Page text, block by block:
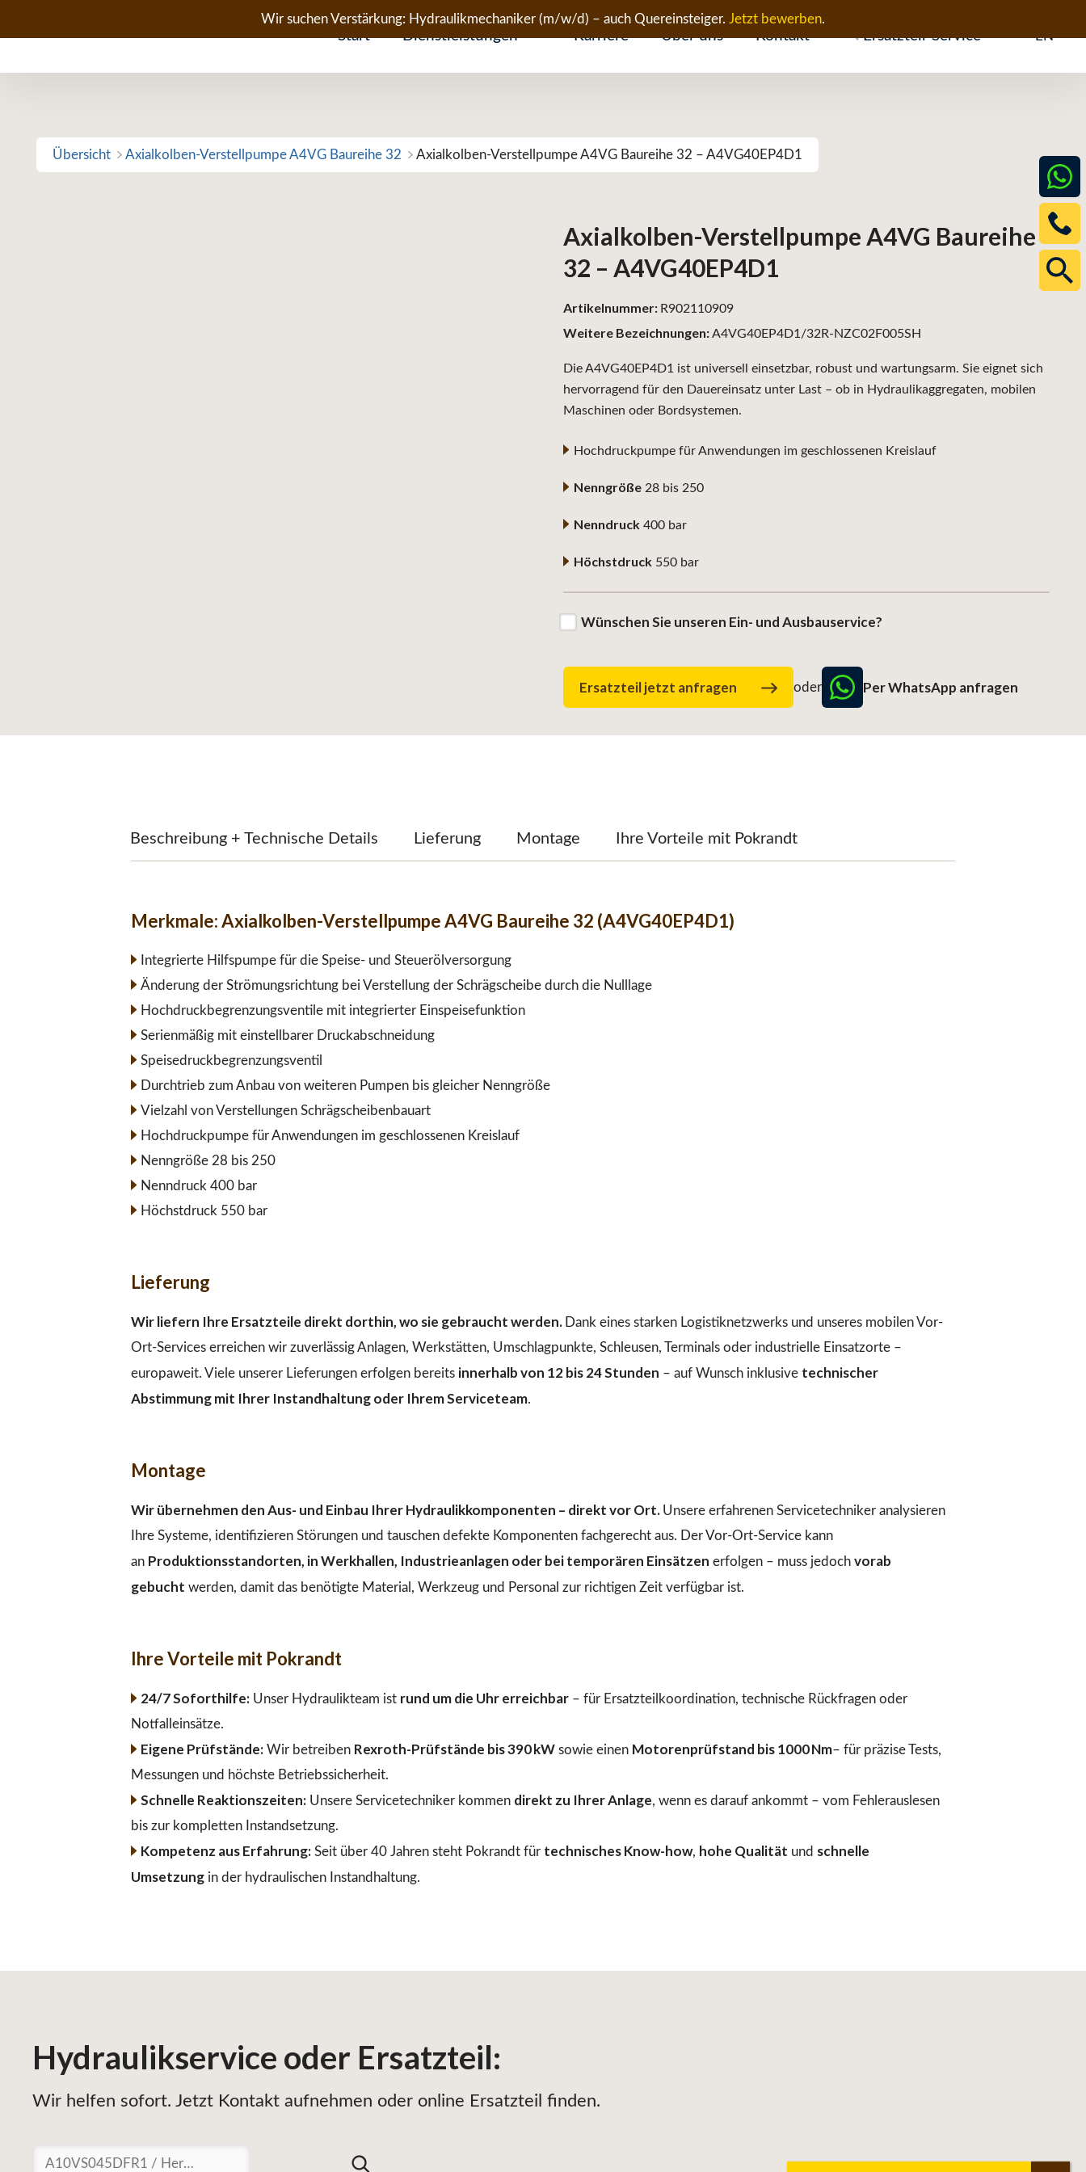
Inhalt
Wir suchen Verstärkung: Hydraulikmechaniker (m/w/d) – auch Quereinsteiger. Jetzt bewerben.
Start Dienstleistungen Karriere Über uns Kontakt Ersatzteil-Service EN
Übersicht Axialkolben-Verstellpumpe A4VG Baureihe 32 Axialkolben-Verstellpumpe A4VG Baureihe 32 – A4VG40EP4D1
Axialkolben-Verstellpumpe A4VG Baureihe
32 – A4VG40EP4D1
Die A4VG40EP4D1 ist universell einsetzbar, robust und wartungsarm. Sie eignet sich
hervorragend für den Dauereinsatz unter Last – ob in Hydraulikaggregaten, mobilen
Maschinen oder Bordsystemen.
Hochdruckpumpe für Anwendungen im geschlossenen Kreislauf
Nenngröße 28 bis 250
Nenndruck 400 bar
Höchstdruck 550 bar
Wünschen Sie unseren Ein- und Ausbauservice?
Ersatzteil jetzt anfragen oder Per WhatsApp anfragen
Weitere Bezeichnungen:A4VG40EP4D1/32R-NZC02F005SH
Artikelnummer: R902110909
Beschreibung + Technische Details Lieferung Montage Ihre Vorteile mit Pokrandt
Merkmale:Axialkolben-Verstellpumpe A4VG Baureihe 32 (A4VG40EP4D1)
Integrierte Hilfspumpe für die Speise- und Steuerölversorgung
Änderung der Strömungsrichtung bei Verstellung der Schrägscheibe durch die Nulllage
Hochdruckbegrenzungsventile mit integrierter Einspeisefunktion
Serienmäßig mit einstellbarer Druckabschneidung
Speisedruckbegrenzungsventil
Durchtrieb zum Anbau von weiteren Pumpen bis gleicher Nenngröße
Vielzahl von Verstellungen Schrägscheibenbauart
Hochdruckpumpe für Anwendungen im geschlossenen Kreislauf
Nenngröße 28 bis 250
Nenndruck 400 bar
Höchstdruck 550 bar
Lieferung
Wir liefern Ihre Ersatzteile direkt dorthin, wo sie gebraucht werden. Dank eines starken Logistiknetzwerks und unseres mobilen Vor-
Ort-Services erreichen wir zuverlässig Anlagen, Werkstätten, Umschlagpunkte, Schleusen, Terminals oder industrielle Einsatzorte –
europaweit. Viele unserer Lieferungen erfolgen bereits innerhalb von 12 bis 24 Stunden – auf Wunsch inklusive technischer
Abstimmung mit Ihrer Instandhaltung oder Ihrem Serviceteam.
Montage
Wir übernehmen den Aus- und Einbau Ihrer Hydraulikkomponenten – direkt vor Ort. Unsere erfahrenen Servicetechniker analysieren
Ihre Systeme, identifizieren Störungen und tauschen defekte Komponenten fachgerecht aus. Der Vor-Ort-Service kann
an Produktionsstandorten, in Werkhallen, Industrieanlagen oder bei temporären Einsätzen erfolgen – muss jedoch vorab
gebucht werden, damit das benötigte Material, Werkzeug und Personal zur richtigen Zeit verfügbar ist.
Ihre Vorteile mit Pokrandt
24/7 Soforthilfe:Unser Hydraulikteam ist rund um die Uhr erreichbar– für Ersatzteilkoordination, technische Rückfragen oder
Notfalleinsätze.
Eigene Prüfstände:Wir betreiben Rexroth-Prüfstände bis 390 kWsowie einen Motorenprüfstand bis 1000 Nm– für präzise Tests,
Messungen und höchste Betriebssicherheit.
Schnelle Reaktionszeiten:Unsere Servicetechniker kommen direkt zu Ihrer Anlage, wenn es darauf ankommt – vom Fehlerauslesen
bis zur kompletten Instandsetzung.
Kompetenz aus Erfahrung:Seit über 40 Jahren steht Pokrandt für technisches Know-how, hohe Qualität und schnelle
Umsetzung in der hydraulischen Instandhaltung.
Hydraulikservice oder Ersatzteil:
Wir helfen sofort. Jetzt Kontakt aufnehmen oder online Ersatzteil finden.
Suchen